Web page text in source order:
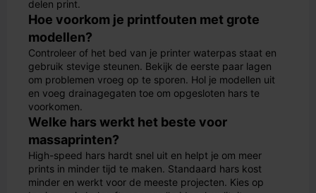
delen print.
Hoe voorkom je printfouten met grote
modellen?
Controleer of het bed van je printer waterpas staat en
gebruik stevige steunen. Bekijk de eerste paar lagen
om problemen vroeg op te sporen. Hol je modellen uit
en voeg drainagegaten toe om opgesloten hars te
voorkomen.
Welke hars werkt het beste voor
massaprinten?
High-speed hars hardt snel uit en helpt je om meer
prints in minder tijd te maken. Standaard hars kost
minder en werkt voor de meeste projecten. Kies op